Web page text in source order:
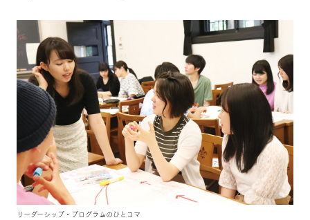
リーダーシップ・プログラムのひとコマ